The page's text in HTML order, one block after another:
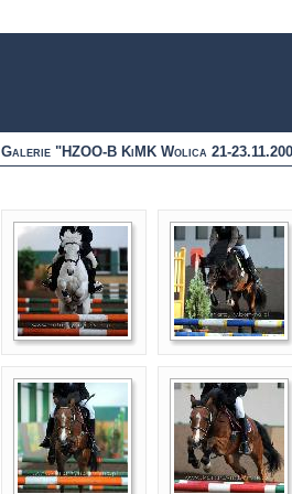
Galerie "HZOO-B KiMK Wolica 21-